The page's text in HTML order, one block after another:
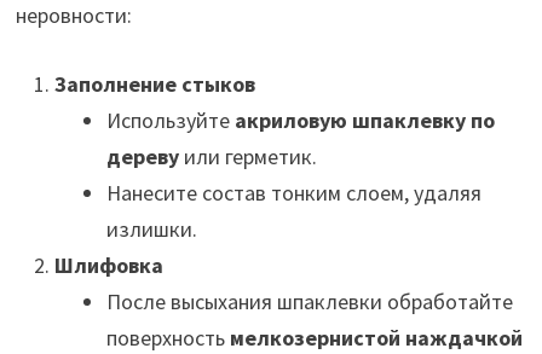
неровности:
Заполнение стыков
Используйте акриловую шпаклевку по
деревуили герметик.
Нанесите состав тонким слоем, удаляя
излишки.
Шлифовка
После высыхания шпаклевки обработайте
поверхность мелкозернистой наждачкой